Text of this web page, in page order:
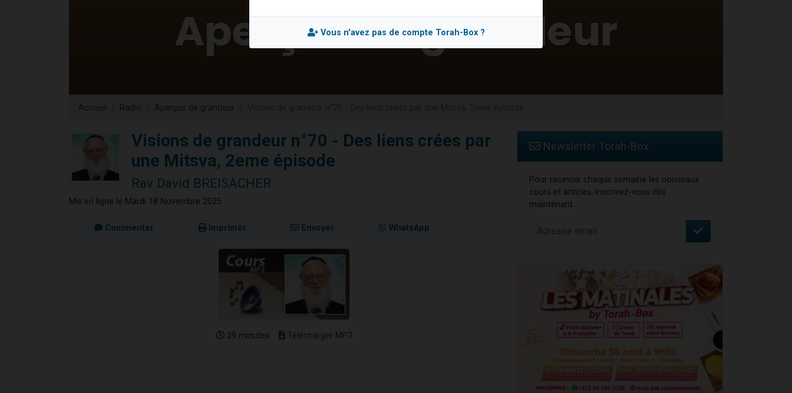
2 personnes viennent de faire un don pour Reloger Rivka, 6 enfants, victime de violences...
10 personnes viennent de demander une bénédiction
Accueil Radio Aperçus de grandeur
Visions de grandeur n°70 - Des liens crées par
une Mitsva, 2eme épisode
Rav David BREISACHER
Mis en ligne le Mardi 18 Novembre 2025
Commenter Imprimer Envoyer WhatsApp
29 minutes Télécharger MP3
Newsletter Torah-Box
Pour recevoir chaque semaine les nouveaux
cours et articles, inscrivez-vous dès
maintenant :
Vous n'avez pas de compte Torah-Box ?